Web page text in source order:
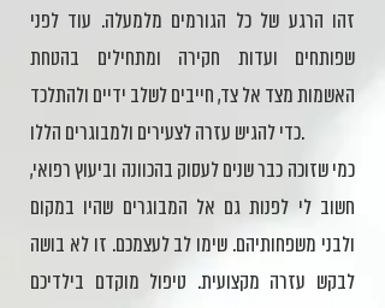
זהו הרגע של כל הגורמים מלמעלה. עוד לפני
שפותחים ועדות חקירה ומתחילים בהטחת
האשמות מצד אל צד, חייבים לשלב ידיים ולהתלכד
כדי להגיש עזרה לצעירים ולמבוגרים הללו.
כמי שזוכה כבר שנים לעסוק בהכוונה וביעוץ רפואי,
חשוב לי לפנות גם אל המבוגרים שהיו במקום
ולבני משפחותיהם. שימו לב לעצמכם. זו לא בושה
לבקש עזרה מקצועית. טיפול מוקדם בילדיכם